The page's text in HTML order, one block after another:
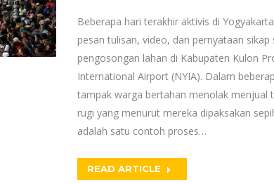
Beberapa hari terakhir aktivis di
pesan tulisan, video, dan pernyataan sikap
pengosongan lahan di Kabupaten Kulon
International Airport (NYIA). Dalam
tampak warga bertahan menolak menjual
rugi yang menurut mereka dipaksakan
adalah satu contoh proses…
READ ARTICLE